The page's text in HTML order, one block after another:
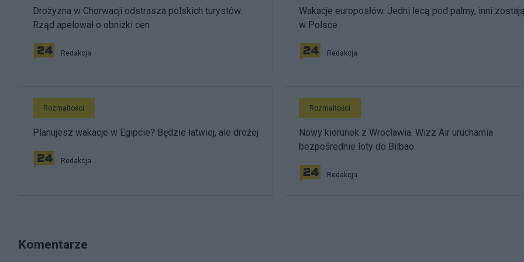
Drożyzna w Chorwacji odstrasza polskich turystów.
Rząd apelował o obniżki cen
Redakcja
Wakacje europosłów. Jedni lecą pod palmy, inni
w Polsce
Redakcja
Rozmaitości
Planujesz wakacje w Egipcie? Będzie łatwiej, ale drożej
Redakcja
Rozmaitości
Nowy kierunek z Wrocławia. Wizz Air uruchamia
bezpośrednie loty do Bilbao
Redakcja
Komentarze